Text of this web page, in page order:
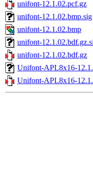
unifont-12.1.02.pcf.gz
unifont-12.1.02.bmp.sig
unifont-12.1.02.bmp
unifont-
unifont-12.1.02.bdf.gz
Unifont-APL8x16-
Unifont-APL8x16-